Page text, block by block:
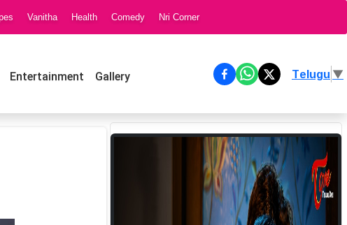
Vanitha Health Comedy Nri Corner
Entertainment Gallery Telugu▼